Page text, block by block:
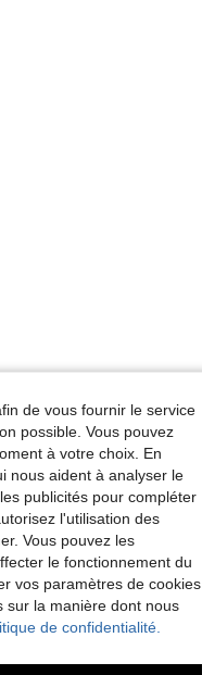
de vous fournir le service
possible. Vous pouvez
à votre choix. En
nous aident à analyser le
publicités pour compléter
l'utilisation des
Vous pouvez les
le fonctionnement du
vos paramètres de cookies
sur la manière dont nous
de confidentialité.